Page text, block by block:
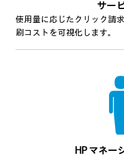
サー
使用量に応じたクリック請
刷コストを可視化します。
HP マネー